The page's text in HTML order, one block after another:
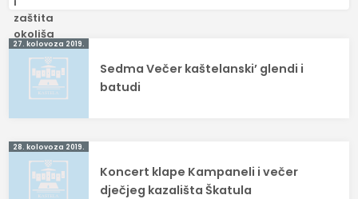
Navigacija
objava
27. kolovoza 2019.
Sedma Večer kaštelanski’ glendi i
batudi
28. kolovoza 2019.
Koncert klape Kampaneli i večer
dječjeg kazališta Škatula